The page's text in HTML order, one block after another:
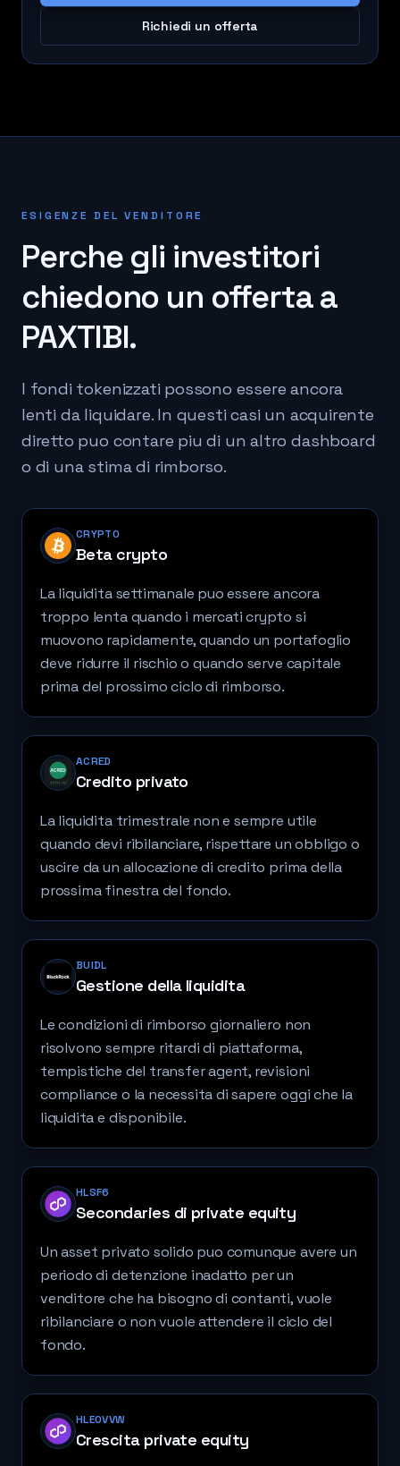
Richiedi un offerta
ESIGENZE DEL VENDITORE
Perche gli investitori
chiedono un offerta a
PAXTIBI.
I fondi tokenizzati possono essere ancora
lenti da liquidare. In questi casi un acquirente
diretto puo contare piu di un altro dashboard
o di una stima di rimborso.
CRYPTO
Beta crypto
La liquidita settimanale puo essere ancora
troppo lenta quando i mercati crypto si
muovono rapidamente, quando un portafoglio
deve ridurre il rischio o quando serve capitale
prima del prossimo ciclo di rimborso.
ACRED
Credito privato
La liquidita trimestrale non e sempre utile
quando devi ribilanciare, rispettare un obbligo o
uscire da un allocazione di credito prima della
prossima finestra del fondo.
BUIDL
Gestione della liquidita
Le condizioni di rimborso giornaliero non
risolvono sempre ritardi di piattaforma,
tempistiche del transfer agent, revisioni
compliance o la necessita di sapere oggi che la
liquidita e disponibile.
HLSF6
Secondaries di private equity
Un asset privato solido puo comunque avere un
periodo di detenzione inadatto per un
venditore che ha bisogno di contanti, vuole
ribilanciare o non vuole attendere il ciclo del
fondo.
HLEOVVW
Crescita private equity